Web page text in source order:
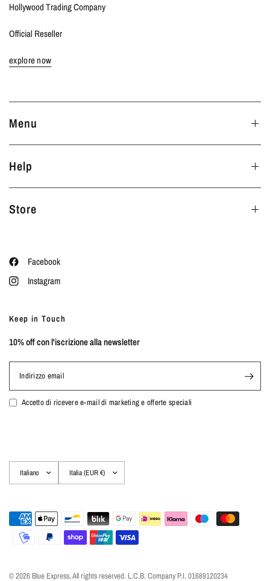
Hollywood Trading Company
Official Reseller
explore now
Menu
Help
Store
Facebook
Instagram
Keep in Touch
10% off con l'iscrizione alla newsletter
Indirizzo email
Accetto di ricevere e-mail di marketing e offerte speciali
paese/area
paese/area
© 2026 Blue Express, All rights reserved. L.C.B. Company P.I. 01689120234